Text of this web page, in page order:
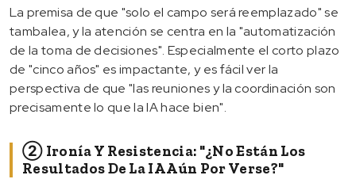
La premisa de que "solo el campo será reemplazado" se
tambalea, y la atención se centra en la "automatización
de la toma de decisiones". Especialmente el corto plazo
de "cinco años" es impactante, y es fácil ver la
perspectiva de que "las reuniones y la coordinación son
precisamente lo que la IA hace bien".
② Ironía Y Resistencia: "¿No Están Los
Resultados De La IA Aún Por Verse?"